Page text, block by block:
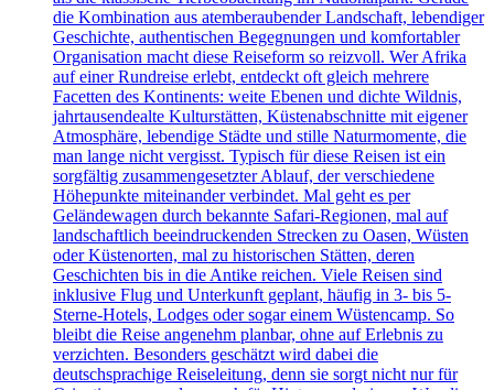
die Kombination aus atemberaubender Landschaft, lebendiger
Geschichte, authentischen Begegnungen und komfortabler
Organisation macht diese Reiseform so reizvoll. Wer Afrika
auf einer Rundreise erlebt, entdeckt oft gleich mehrere
Facetten des Kontinents: weite Ebenen und dichte Wildnis,
jahrtausendealte Kulturstätten, Küstenabschnitte mit eigener
Atmosphäre, lebendige Städte und stille Naturmomente, die
man lange nicht vergisst. Typisch für diese Reisen ist ein
sorgfältig zusammengesetzter Ablauf, der verschiedene
Höhepunkte miteinander verbindet. Mal geht es per
Geländewagen durch bekannte Safari-Regionen, mal auf
landschaftlich beeindruckenden Strecken zu Oasen, Wüsten
oder Küstenorten, mal zu historischen Stätten, deren
Geschichten bis in die Antike reichen. Viele Reisen sind
inklusive Flug und Unterkunft geplant, häufig in 3- bis 5-
Sterne-Hotels, Lodges oder sogar einem Wüstencamp. So
bleibt die Reise angenehm planbar, ohne auf Erlebnis zu
verzichten. Besonders geschätzt wird dabei die
deutschsprachige Reiseleitung, denn sie sorgt nicht nur für